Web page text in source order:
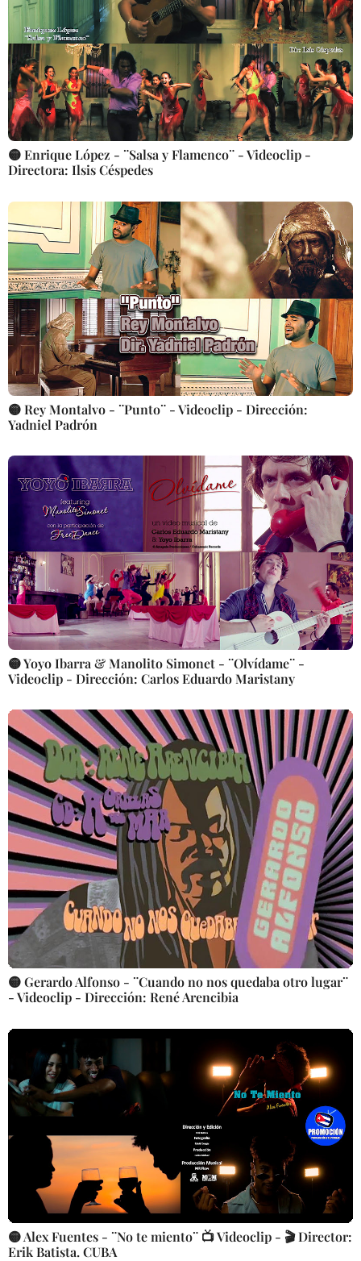
🟡 Enrique López - ¨Salsa y Flamenco¨ - Videoclip -
Directora: Ilsis Céspedes
🟡 Rey Montalvo - ¨Punto¨ - Videoclip - Dirección:
Yadniel Padrón
🟡 Yoyo Ibarra & Manolito Simonet - ¨Olvídame¨ -
Videoclip - Dirección: Carlos Eduardo Maristany
🟡 Gerardo Alfonso - ¨Cuando no nos quedaba otro lugar¨
- Videoclip - Dirección: René Arencibia
🟡 Alex Fuentes - ¨No te miento¨ 📺 Videoclip - 🎬 Director:
Erik Batista. CUBA